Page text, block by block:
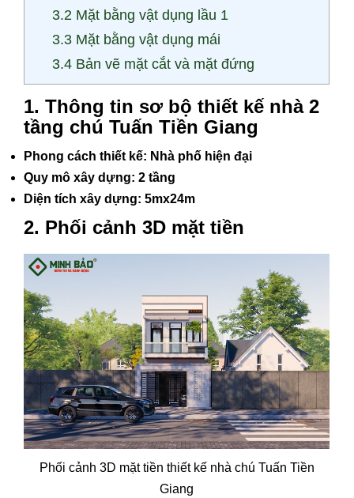
3.2 Mặt bằng vật dụng lầu 1
3.3 Mặt bằng vật dụng mái
3.4 Bản vẽ mặt cắt và mặt đứng
1. Thông tin sơ bộ thiết kế nhà 2
tầng chú Tuấn Tiền Giang
Phong cách thiết kế: Nhà phố hiện đại
Quy mô xây dựng: 2 tầng
Diện tích xây dựng: 5mx24m
2. Phối cảnh 3D mặt tiền
Phối cảnh 3D mặt tiền thiết kế nhà chú Tuấn Tiền
Giang